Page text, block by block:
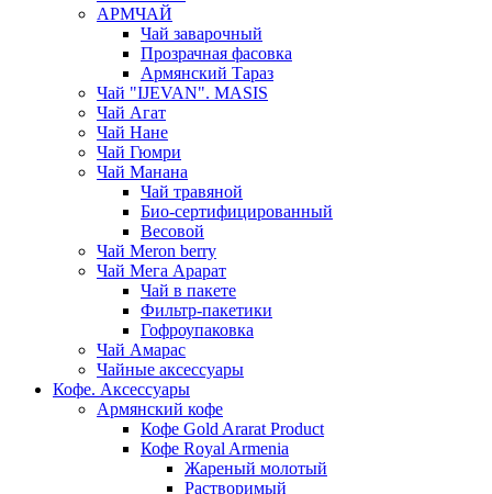
АРМЧАЙ
Чай заварочный
Прозрачная фасовка
Армянский Тараз
Чай "IJEVAN". MASIS
Чай Агат
Чай Нане
Чай Гюмри
Чай Манана
Чай травяной
Био-сертифицированный
Весовой
Чай Meron berry
Чай Мега Арарат
Чай в пакете
Фильтр-пакетики
Гофроупаковка
Чай Амарас
Чайные аксессуары
Кофе. Аксессуары
Армянский кофе
Кофе Gold Ararat Product
Кофе Royal Armenia
Жареный молотый
Растворимый